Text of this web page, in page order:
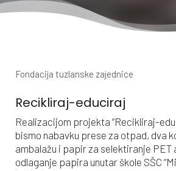
Fondacija tuzlanske zajednice
Recikliraj-educiraj
Realizacijom projekta “Recikliraj-
bismo nabavku prese za otpad, dva
ambalažu i papir za selektiranje PET
odlaganje papira unutar škole SŠC